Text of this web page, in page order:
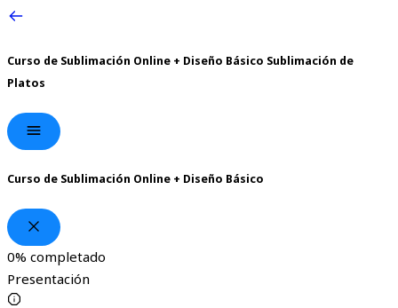
Curso de Sublimación Online + Diseño Básico Sublimación de
Platos
Curso de Sublimación Online + Diseño Básico
0% completado
Presentación